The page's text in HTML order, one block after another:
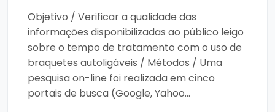
Objetivo / Verificar a qualidade das
informações disponibilizadas ao público leigo
sobre o tempo de tratamento com o uso de
braquetes autoligáveis / Métodos / Uma
pesquisa on-line foi realizada em cinco
portais de busca (Google, Yahoo...